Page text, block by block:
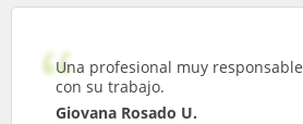
Una profesional muy
con su trabajo.
Giovana Rosado U.